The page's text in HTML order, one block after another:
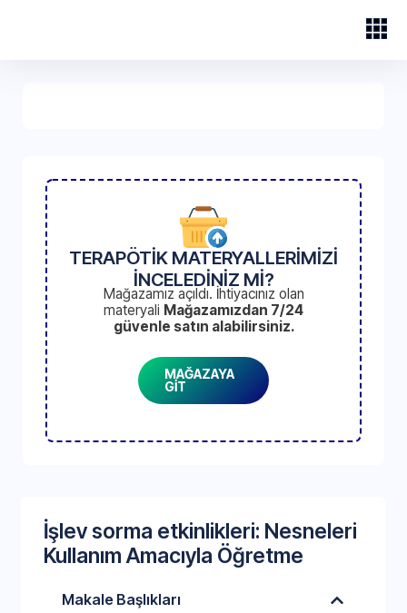
TERAPÖTİK MATERYALLERİMİZİ
İNCELEDİNİZ Mİ?
Mağazamız açıldı. İhtiyacınız olan
materyali Mağazamızdan 7/24
güvenle satın alabilirsiniz.
MAĞAZAYA
GİT
İşlev sorma etkinlikleri: Nesneleri
Kullanım Amacıyla Öğretme
Makale Başlıkları